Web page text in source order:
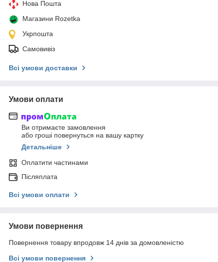
Нова Пошта
Магазини Rozetka
Укрпошта
Самовивіз
Всі умови доставки
Умови оплати
Ви отримаєте замовлення
або гроші повернуться на вашу картку
Детальніше
Оплатити частинами
Післяплата
Всі умови оплати
Умови повернення
Повернення товару впродовж 14 днів за домовленістю
Всі умови повернення